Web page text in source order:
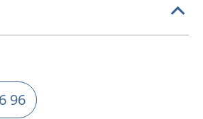
96